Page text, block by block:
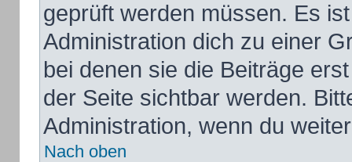
geprüft werden müssen. Es
Administration dich zu einer
bei denen sie die Beiträge
der Seite sichtbar werden.
Administration, wenn du
Nach oben